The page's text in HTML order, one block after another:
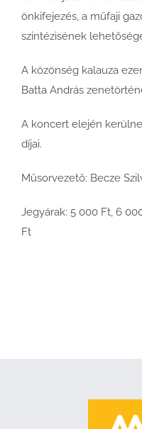
önkifejezés, a műfaji
szintézisének
A közönség kalauza
Batta András
A koncert elején
díjai.
Műsorvezető: Becze
Jegyárak: 5 000 Ft, 6
Ft